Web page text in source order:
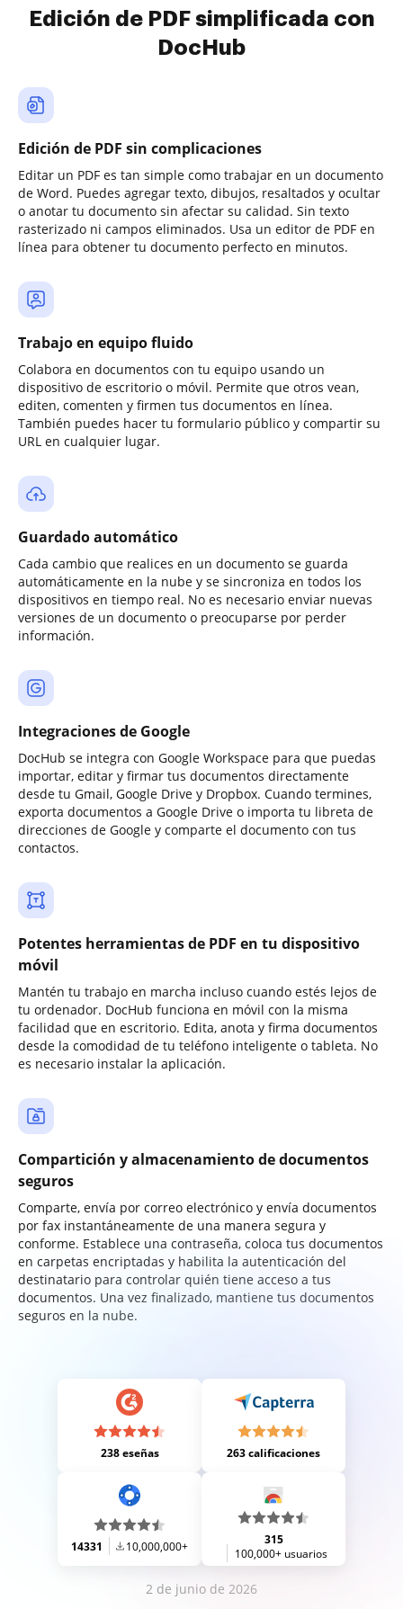
Edición de PDF simplificada con
DocHub
Edición de PDF sin complicaciones
Editar un PDF es tan simple como trabajar en un documento
de Word. Puedes agregar texto, dibujos, resaltados y ocultar
o anotar tu documento sin afectar su calidad. Sin texto
rasterizado ni campos eliminados. Usa un editor de PDF en
línea para obtener tu documento perfecto en minutos.
Trabajo en equipo fluido
Colabora en documentos con tu equipo usando un
dispositivo de escritorio o móvil. Permite que otros vean,
editen, comenten y firmen tus documentos en línea.
También puedes hacer tu formulario público y compartir su
URL en cualquier lugar.
Guardado automático
Cada cambio que realices en un documento se guarda
automáticamente en la nube y se sincroniza en todos los
dispositivos en tiempo real. No es necesario enviar nuevas
versiones de un documento o preocuparse por perder
información.
Integraciones de Google
DocHub se integra con Google Workspace para que puedas
importar, editar y firmar tus documentos directamente
desde tu Gmail, Google Drive y Dropbox. Cuando termines,
exporta documentos a Google Drive o importa tu libreta de
direcciones de Google y comparte el documento con tus
contactos.
Potentes herramientas de PDF en tu dispositivo
móvil
Mantén tu trabajo en marcha incluso cuando estés lejos de
tu ordenador. DocHub funciona en móvil con la misma
facilidad que en escritorio. Edita, anota y firma documentos
desde la comodidad de tu teléfono inteligente o tableta. No
es necesario instalar la aplicación.
Compartición y almacenamiento de documentos
seguros
Comparte, envía por correo electrónico y envía documentos
por fax instantáneamente de una manera segura y
conforme. Establece una contraseña, coloca tus documentos
en carpetas encriptadas y habilita la autenticación del
destinatario para controlar quién tiene acceso a tus
documentos. Una vez finalizado, mantiene tus documentos
seguros en la nube.
238 eseñas 263 calificaciones
14331 10,000,000+
315
100,000+ usuarios
2 de junio de 2026